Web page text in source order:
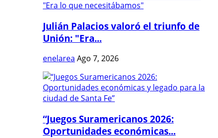
Julián Palacios valoró el triunfo de
Unión: "Era...
enelarea Ago 7, 2026
“Juegos Suramericanos 2026:
Oportunidades económicas...